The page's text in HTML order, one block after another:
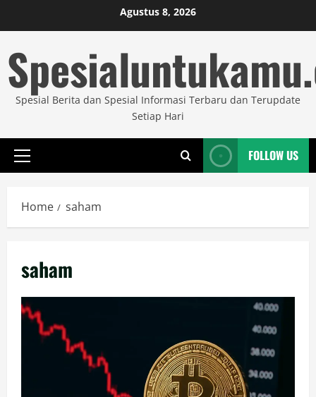
to
Agustus 8, 2026
Spesial Berita dan Spesial Informasi Terbaru dan Terupdate
Setiap Hari
Primary
FOLLOW US
Home saham
saham